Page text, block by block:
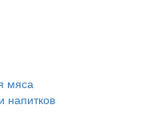
мяса
напитков